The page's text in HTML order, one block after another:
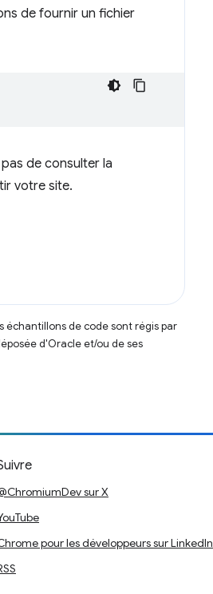
de fournir un fichier
de consulter la
votre site.
échantillons de code sont régis par
d'Oracle et/ou de ses
sur X
pour les développeurs sur LinkedIn